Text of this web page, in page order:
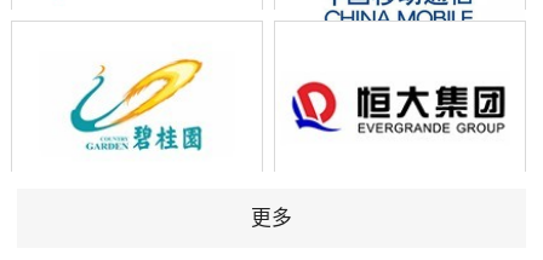
更多